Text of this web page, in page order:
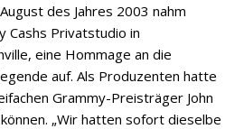
des Jahres 2003 nahm
Cashs Privatstudio in
eine Hommage an die
auf. Als Produzenten hatte
Grammy-Preisträger John
„Wir hatten sofort dieselbe